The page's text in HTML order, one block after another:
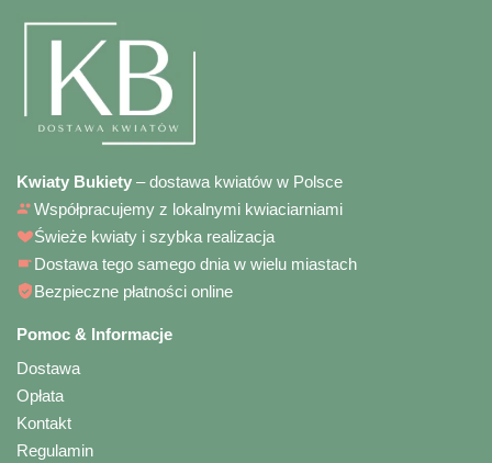
Kwiaty Bukiety – dostawa kwiatów w Polsce
Współpracujemy z lokalnymi kwiaciarniami
Świeże kwiaty i szybka realizacja
Dostawa tego samego dnia w wielu miastach
Bezpieczne płatności online
Pomoc & Informacje
Dostawa
Opłata
Kontakt
Regulamin